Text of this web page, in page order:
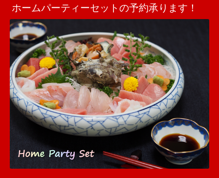
ホームパーティーセットの予約承ります！